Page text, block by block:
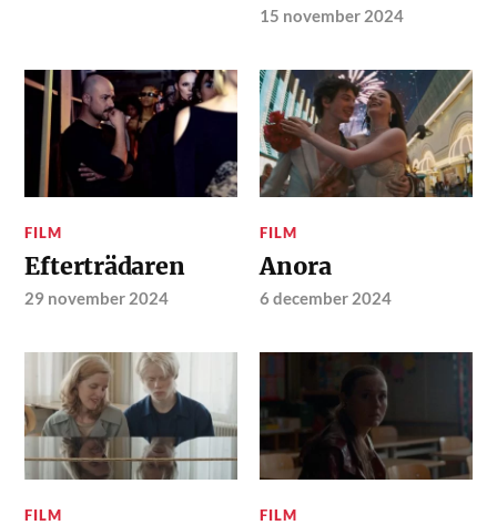
15 november 2024
FILM
Efterträdaren
29 november 2024
FILM
Anora
6 december 2024
FILM FILM